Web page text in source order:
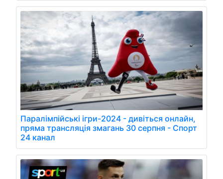
Паралімпійські ігри-2024 - дивіться онлайн,
пряма трансляція змагань 30 серпня - Спорт
24 канал